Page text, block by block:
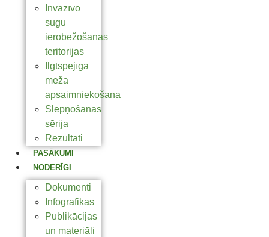
Invazīvo
sugu
ierobežošanas
teritorijas
Ilgtspējīga
meža
apsaimniekošana
Slēpņošanas
sērija
Rezultāti
PASĀKUMI
NODERĪGI
Dokumenti
Infografikas
Publikācijas
un materiāli